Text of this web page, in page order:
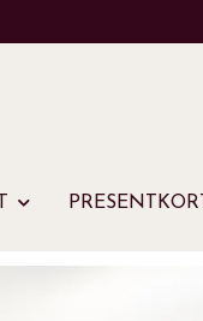
PRESENTKORT